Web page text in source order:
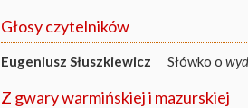
Głosy czytelników
Eugeniusz Słuszkiewicz Słówko o
Z gwary warmińskiej i mazurskiej